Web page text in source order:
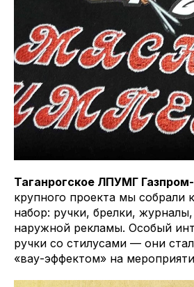
Таганрогское ЛПУМГ
крупного проекта мы собрали
набор: ручки, брелки,
наружной рекламы. Особый
ручки со стилусами — они
«вау-эффектом» на